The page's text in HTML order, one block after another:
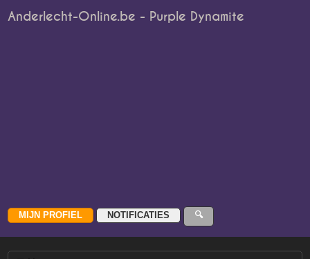
Anderlecht-Online.be - Purple Dynamite